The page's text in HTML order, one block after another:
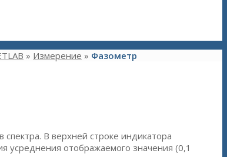
» Измерение » Фазометр
В верхней строке индикатора
усреднения отображаемого значения (0,1